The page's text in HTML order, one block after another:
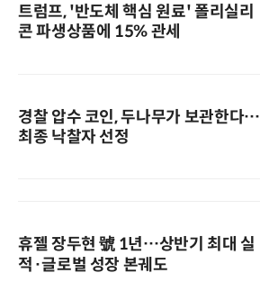
트럼프, '반도체 핵심 원료' 폴리실리
콘 파생상품에 15% 관세
경찰 압수 코인, 두나무가 보관한다…
최종 낙찰자 선정
휴젤 장두현 號 1년…상반기 최대 실
적·글로벌 성장 본궤도